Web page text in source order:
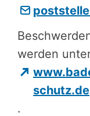
werden
schutz.de
.